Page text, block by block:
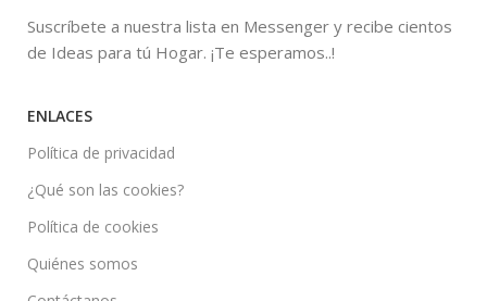
Suscríbete a nuestra lista en Messenger y recibe cientos
de Ideas para tú Hogar. ¡Te esperamos..!
ENLACES
Política de privacidad
¿Qué son las cookies?
Política de cookies
Quiénes somos